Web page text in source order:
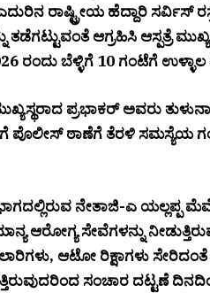
ರಾಷ್ಟ್ರೀಯ ಹೆದ್ದಾರಿ ಸರ್ವಿಸ್
ತಡೆಗಟ್ಟುವಂತೆ ಆಗ್ರಹಿಸಿ ಆಸ್ಪತ್ರೆ
ರಂದು ಬೆಳ್ಳಿಗೆ 10 ಗಂಟೆಗೆ
ಪ್ರಭಾಕರ್ ಅವರು
ಪೊಲೀಸ್ ಠಾಣೆಗೆ ತೆರಳಿ ಸಮಸ್ಯೆಯ
ಭಾಗದಲ್ಲಿರುವ ನೇತಾಜಿ-ಎ
ಆರೋಗ್ಯ ಸೇವೆಗಳನ್ನು
ಲಾರಿಗಳು, ಆಟೋ ರಿಕ್ಷಾಗಳು
ಸಂಚಾರ ದಟ್ಟಣೆ